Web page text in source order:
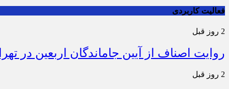
فعالیت کاربردی
2 روز قبل
روایت اصناف از آیین جاماندگان اربعین در
2 روز قبل